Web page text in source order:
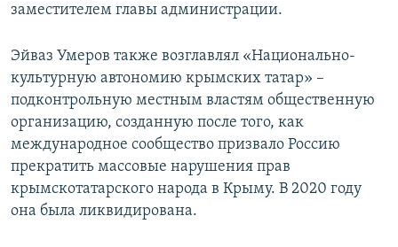
заместителем главы администрации.
Эйваз Умеров также возглавлял «Национально-
культурную автономию крымских татар» –
подконтрольную местным властям общественную
организацию, созданную после того, как
международное сообщество призвало Россию
прекратить массовые нарушения прав
крымскотатарского народа в Крыму. В 2020 году
она была ликвидирована.